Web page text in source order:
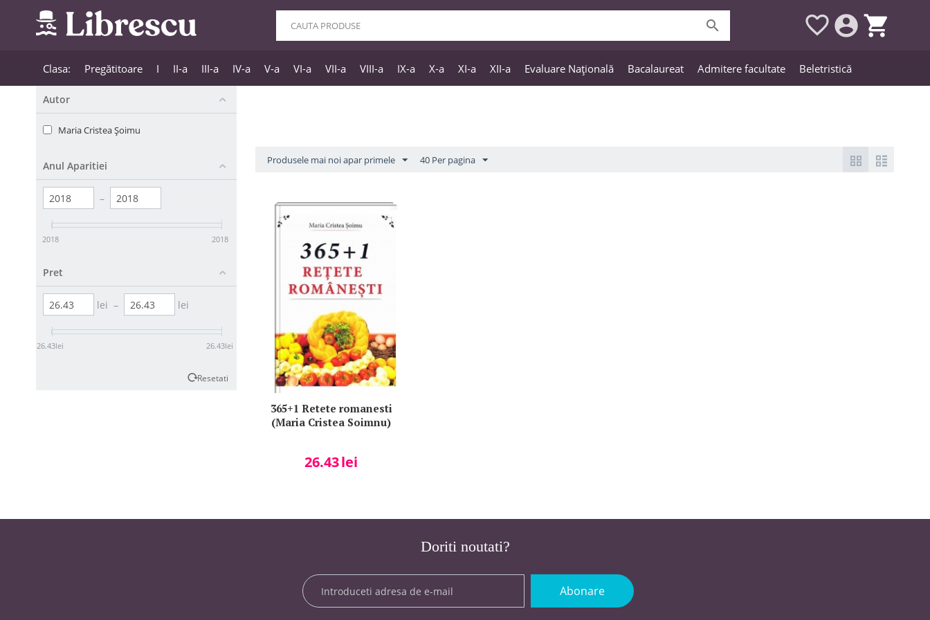
 


Clasa: Pregătitoare I II-a III-a IV-a V-a VI-a VII-a VIII-a IX-a X-a XI-a XII-a Evaluare Națională Bacalaureat Admitere facultate Beletristică
Autor
Maria Cristea Şoimu
Anul Aparitiei
–
2018 2018
Pret
lei – lei
26.43lei 26.43lei
Resetati
Produsele mai noi apar primele 40 Per pagina
365+1 Retete romanesti
(Maria Cristea Soimnu)
26.43lei
Doriti noutati?
Abonare